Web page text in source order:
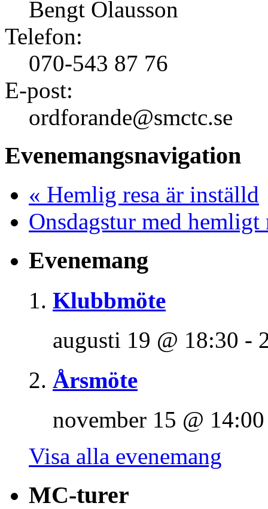
Bengt Olausson
Telefon:
070-543 87 76
E-post:
ordforande@smctc.se
Evenemangsnavigation
« Hemlig resa är inställd
Onsdagstur med
Evenemang
Klubbmöte
augusti 19 @ 18:30 -
Årsmöte
november 15 @ 14:00
Visa alla evenemang
MC-turer